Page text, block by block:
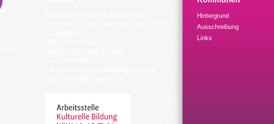
Hintergrund
Ausschreibung
Links